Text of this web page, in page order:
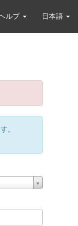
ルプ 日本語
。